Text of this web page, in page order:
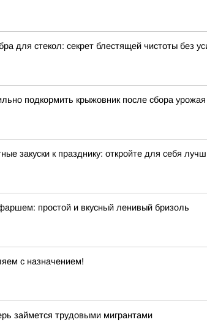
для стекол: секрет блестящей чистоты без
подкормить крыжовник после сбора урожая
закуски к празднику: откройте для себя
простой и вкусный ленивый бризоль
с назначением!
займется трудовыми мигрантами